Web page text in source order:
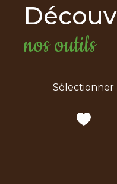
nos outils
Sélectionner